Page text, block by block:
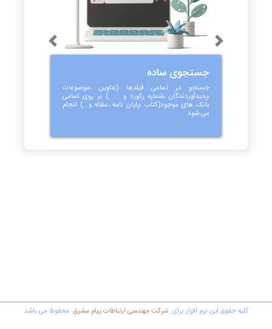
جستجوی ساده
جستجو در تمامی فیلدها (عناوین ،موضوعات
،پدیدآوردندگان ،شماره رکورد و .... ) بر روی تمامی
بانک های موجود(کتاب ،پایان نامه ،مقاله و...) انجام
می شود
Previous Next
کليه حقوق اين نرم افزار برای شرکت مهندسي ارتباطات پیام مشرق محفوظ مي باشد